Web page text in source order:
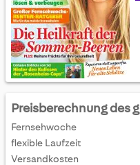
Preisberechnung des
Fernsehwoche
flexible Laufzeit
Versandkosten